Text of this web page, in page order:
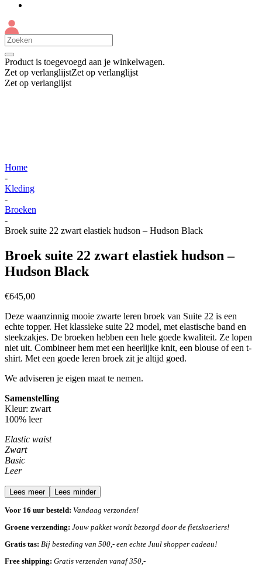
Product is toegevoegd aan je winkelwagen.
Zet op verlanglijstZet op verlanglijst
Zet op verlanglijst
Home
-
Kleding
-
Broeken
-
Broek suite 22 zwart elastiek hudson – Hudson Black
Broek suite 22 zwart elastiek hudson –
Hudson Black
€645,00
Deze waanzinnig mooie zwarte leren broek van Suite 22 is een
echte topper. Het klassieke suite 22 model, met elastische band en
steekzakjes. De broeken hebben een hele goede kwaliteit. Ze lopen
niet uit. Combineer hem met een heerlijke knit, een blouse of een t-
shirt. Met een goede leren broek zit je altijd goed.
We adviseren je eigen maat te nemen.
Samenstelling
Kleur: zwart
100% leer
Elastic waist
Zwart
Basic
Leer
Lees meer Lees minder
Voor 16 uur besteld: Vandaag verzonden!
Groene verzending: Jouw pakket wordt bezorgd door de fietskoeriers!
Gratis tas: Bij besteding van 500,- een echte Juul shopper cadeau!
Free shipping: Gratis verzenden vanaf 350,-